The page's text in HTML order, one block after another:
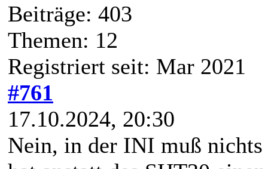
Beiträge: 403
Themen: 12
Registriert seit: Mar 2021
#761
17.10.2024, 20:30
Nein, in der INI muß